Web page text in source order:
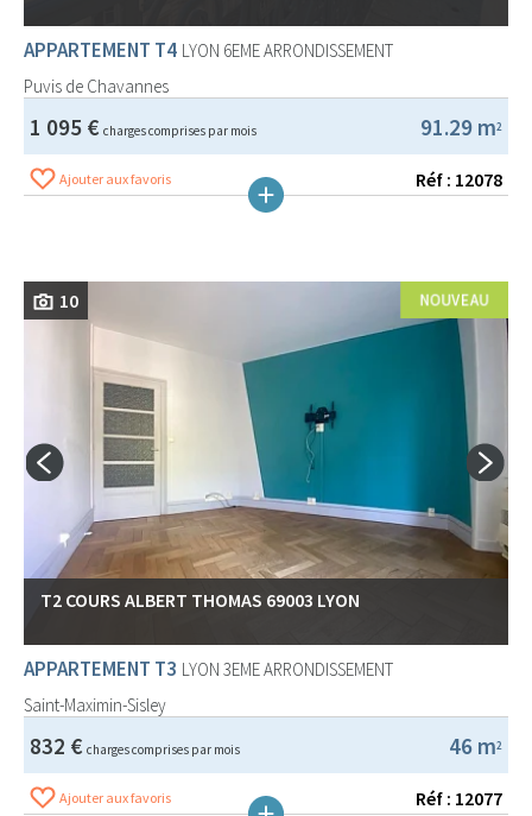
APPARTEMENT T4 LYON 6EME ARRONDISSEMENT
Puvis de Chavannes
91.29 m2
1 095 € charges comprises par mois
Ajouter aux favoris Réf : 12078
10
T2 COURS ALBERT THOMAS 69003 LYON
APPARTEMENT T3 LYON 3EME ARRONDISSEMENT
Saint-Maximin-Sisley
46 m2
832 € charges comprises par mois
Ajouter aux favoris Réf : 12077